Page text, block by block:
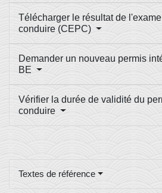
Télécharger le résultat de
conduire (CEPC)
Demander un nouveau permis
BE
Vérifier la durée de validité du
conduire
Textes de référence